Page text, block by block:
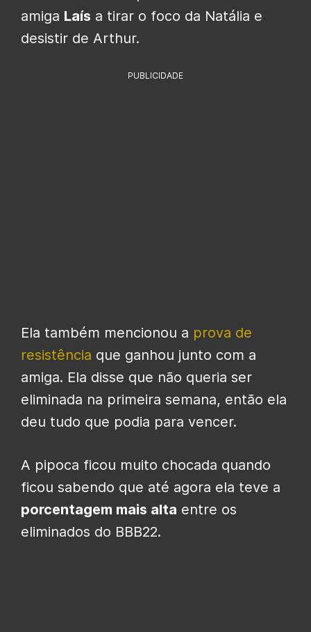
amiga Laís a tirar o foco da Natália e
desistir de Arthur.
PUBLICIDADE
Ela também mencionou a prova de
resistência que ganhou junto com a
amiga. Ela disse que não queria ser
eliminada na primeira semana, então ela
deu tudo que podia para vencer.
A pipoca ficou muito chocada quando
ficou sabendo que até agora ela teve a
porcentagem mais alta entre os
eliminados do BBB22.